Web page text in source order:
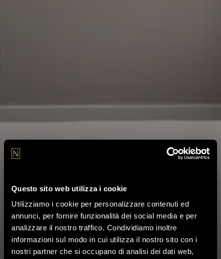
Questo sito web utilizza i cookie
Utilizziamo i cookie per personalizzare contenuti ed
annunci, per fornire funzionalità dei social media e per
analizzare il nostro traffico. Condividiamo inoltre
informazioni sul modo in cui utilizza il nostro sito con i
nostri partner che si occupano di analisi dei dati web,
Single room
YOUR WORLD IN ONE ROOM